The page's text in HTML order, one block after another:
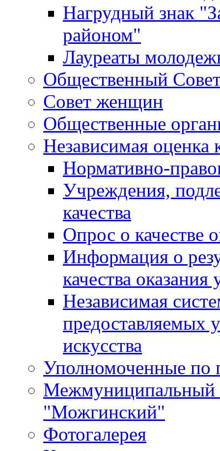
Нагрудный знак
районом"
Лауреаты
Общественный
Совет женщин
Общественные
Независимая оценка
Нормативно-
Учреждения,
качества
Опрос о качестве
Информация о
качества оказания
Независимая
предоставляемых
искусства
Уполномоченные по
Межмуниципальный
"Можгинский"
Фотогалерея